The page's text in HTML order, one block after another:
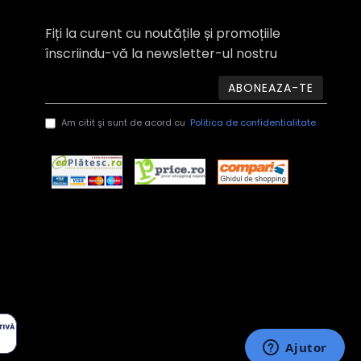
Fiți la curent cu noutățile și promoțiile
înscriindu-vă la newsletter-ul nostru
ABONEAZA-TE
Am citit şi sunt de acord cu Politica de confidentialitate